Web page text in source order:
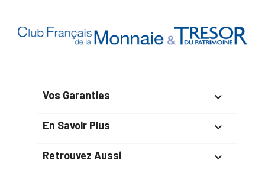
Vos Garanties 
En Savoir Plus 
Retrouvez Aussi 